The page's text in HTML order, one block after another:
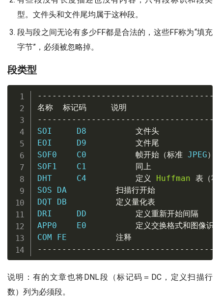
型。文件头和文件尾均属于这种段。
段与段之间无论有多少FF都是合法的，这些FF称为“填充
字节”，必须被忽略掉。
段类型
名称
标记码
说明
SOI     D8 文件头
EOI     D9 文件尾
SOF0    C0 帧开始（标准 JPEG）
SOF1    C1 同上
DHT     C4 定义 Huffman 表（
SOS DA 扫描行开始
DQT DB 定义量化表
DRI     DD 定义重新开始间隔
APP0    E0 定义交换格式和图像识
COM FE 注释
说明：有的文章也将DNL段（标记码＝DC，定义扫描行
数）列为必须段。